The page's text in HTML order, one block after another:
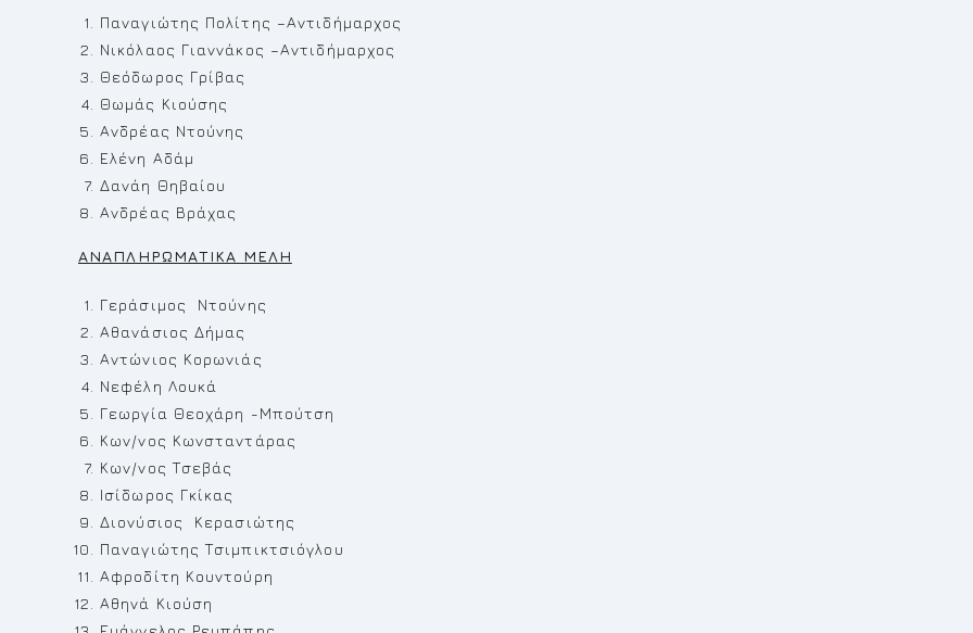
Παναγιώτης Πολίτης –Αντιδήμαρχος
Νικόλαος Γιαννάκος –Αντιδήμαρχος
Θεόδωρος Γρίβας
Θωμάς Κιούσης
Ανδρέας Ντούνης
Ελένη Αδάμ
Δανάη Θηβαίου
Ανδρέας Βράχας
ΑΝΑΠΛΗΡΩΜΑΤΙΚΑ ΜΕΛΗ
Γεράσιμος Ντούνης
Αθανάσιος Δήμας
Αντώνιος Κορωνιάς
Νεφέλη Λουκά
Γεωργία Θεοχάρη -Μπούτση
Κων/νος Κωνσταντάρας
Κων/νος Τσεβάς
Ισίδωρος Γκίκας
Διονύσιος Κερασιώτης
Παναγιώτης Τσιμπικτσιόγλου
Αφροδίτη Κουντούρη
Αθηνά Κιούση